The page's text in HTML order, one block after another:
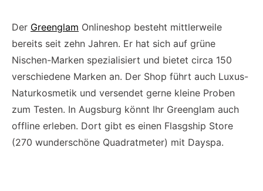
Der Greenglam Onlineshop besteht mittlerweile
bereits seit zehn Jahren. Er hat sich auf grüne
Nischen-Marken spezialisiert und bietet circa 150
verschiedene Marken an. Der Shop führt auch Luxus-
Naturkosmetik und versendet gerne kleine Proben
zum Testen. In Augsburg könnt Ihr Greenglam auch
offline erleben. Dort gibt es einen Flasgship Store
(270 wunderschöne Quadratmeter) mit Dayspa.